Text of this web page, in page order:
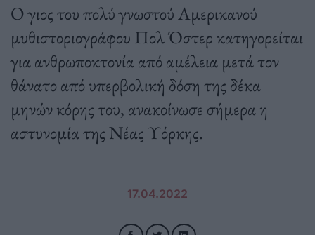
Ο γιος του πολύ γνωστού Αμερικανού
μυθιστοριογράφου Πολ Όστερ κατηγορείται
για ανθρωποκτονία από αμέλεια μετά τον
θάνατο από υπερβολική δόση της δέκα
μηνών κόρης του, ανακοίνωσε σήμερα η
αστυνομία της Νέας Υόρκης.
17.04.2022